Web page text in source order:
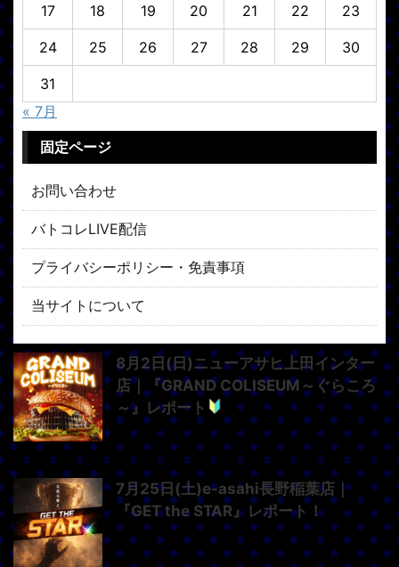
17 18 19 20 21 22 23
24 25 26 27 28 29 30
31
« 7月
固定ページ
お問い合わせ
バトコレLIVE配信
プライバシーポリシー・免責事項
当サイトについて
8月2日(日)ニューアサヒ上田インター
店｜『GRAND COLISEUM～ぐらころ
～』レポート
7月25日(土)e-asahi長野稲葉店｜
『GET the STAR』レポート！